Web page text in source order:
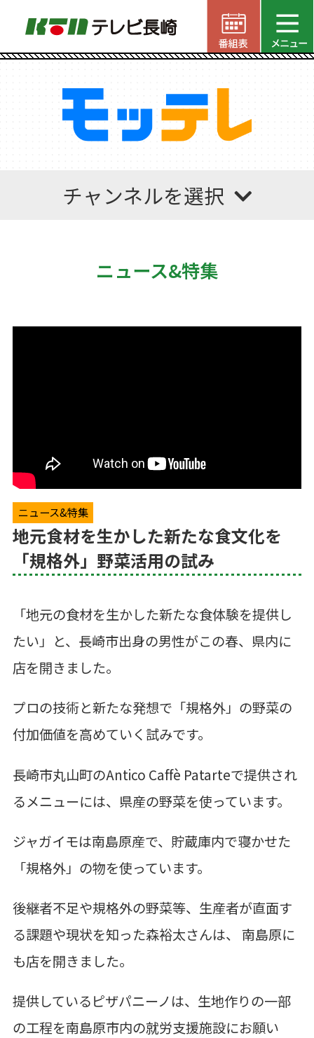
チャンネルを選択
ニュース&特集
ニュース&特集
地元食材を生かした新たな食文化を
「規格外」野菜活用の試み
「地元の食材を生かした新たな食体験を提供し
たい」と、長崎市出身の男性がこの春、県内に
店を開きました。
プロの技術と新たな発想で「規格外」の野菜の
付加価値を高めていく試みです。
長崎市丸山町のAntico Caffè Patarteで提供され
るメニューには、県産の野菜を使っています。
ジャガイモは南島原産で、貯蔵庫内で寝かせた
「規格外」の物を使っています。
後継者不足や規格外の野菜等、生産者が直面す
る課題や現状を知った森裕太さんは、 南島原に
も店を開きました。
提供しているピザパニーノは、生地作りの一部
の工程を南島原市内の就労支援施設にお願い